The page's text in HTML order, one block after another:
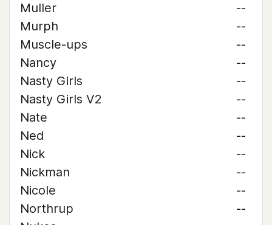
Muller
--
Murph
--
Muscle-ups
--
Nancy
--
Nasty Girls
--
Nasty Girls V2
--
Nate
--
Ned
--
Nick
--
Nickman
--
Nicole
--
Northrup
--